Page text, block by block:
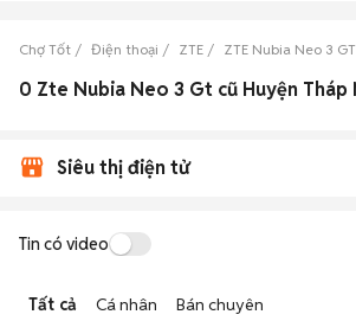
Chợ Tốt Điện thoại ZTE ZTE Nubia Neo 3 GT
Siêu thị điện tử
Tin có video
Tất cả Cá nhân Bán chuyên